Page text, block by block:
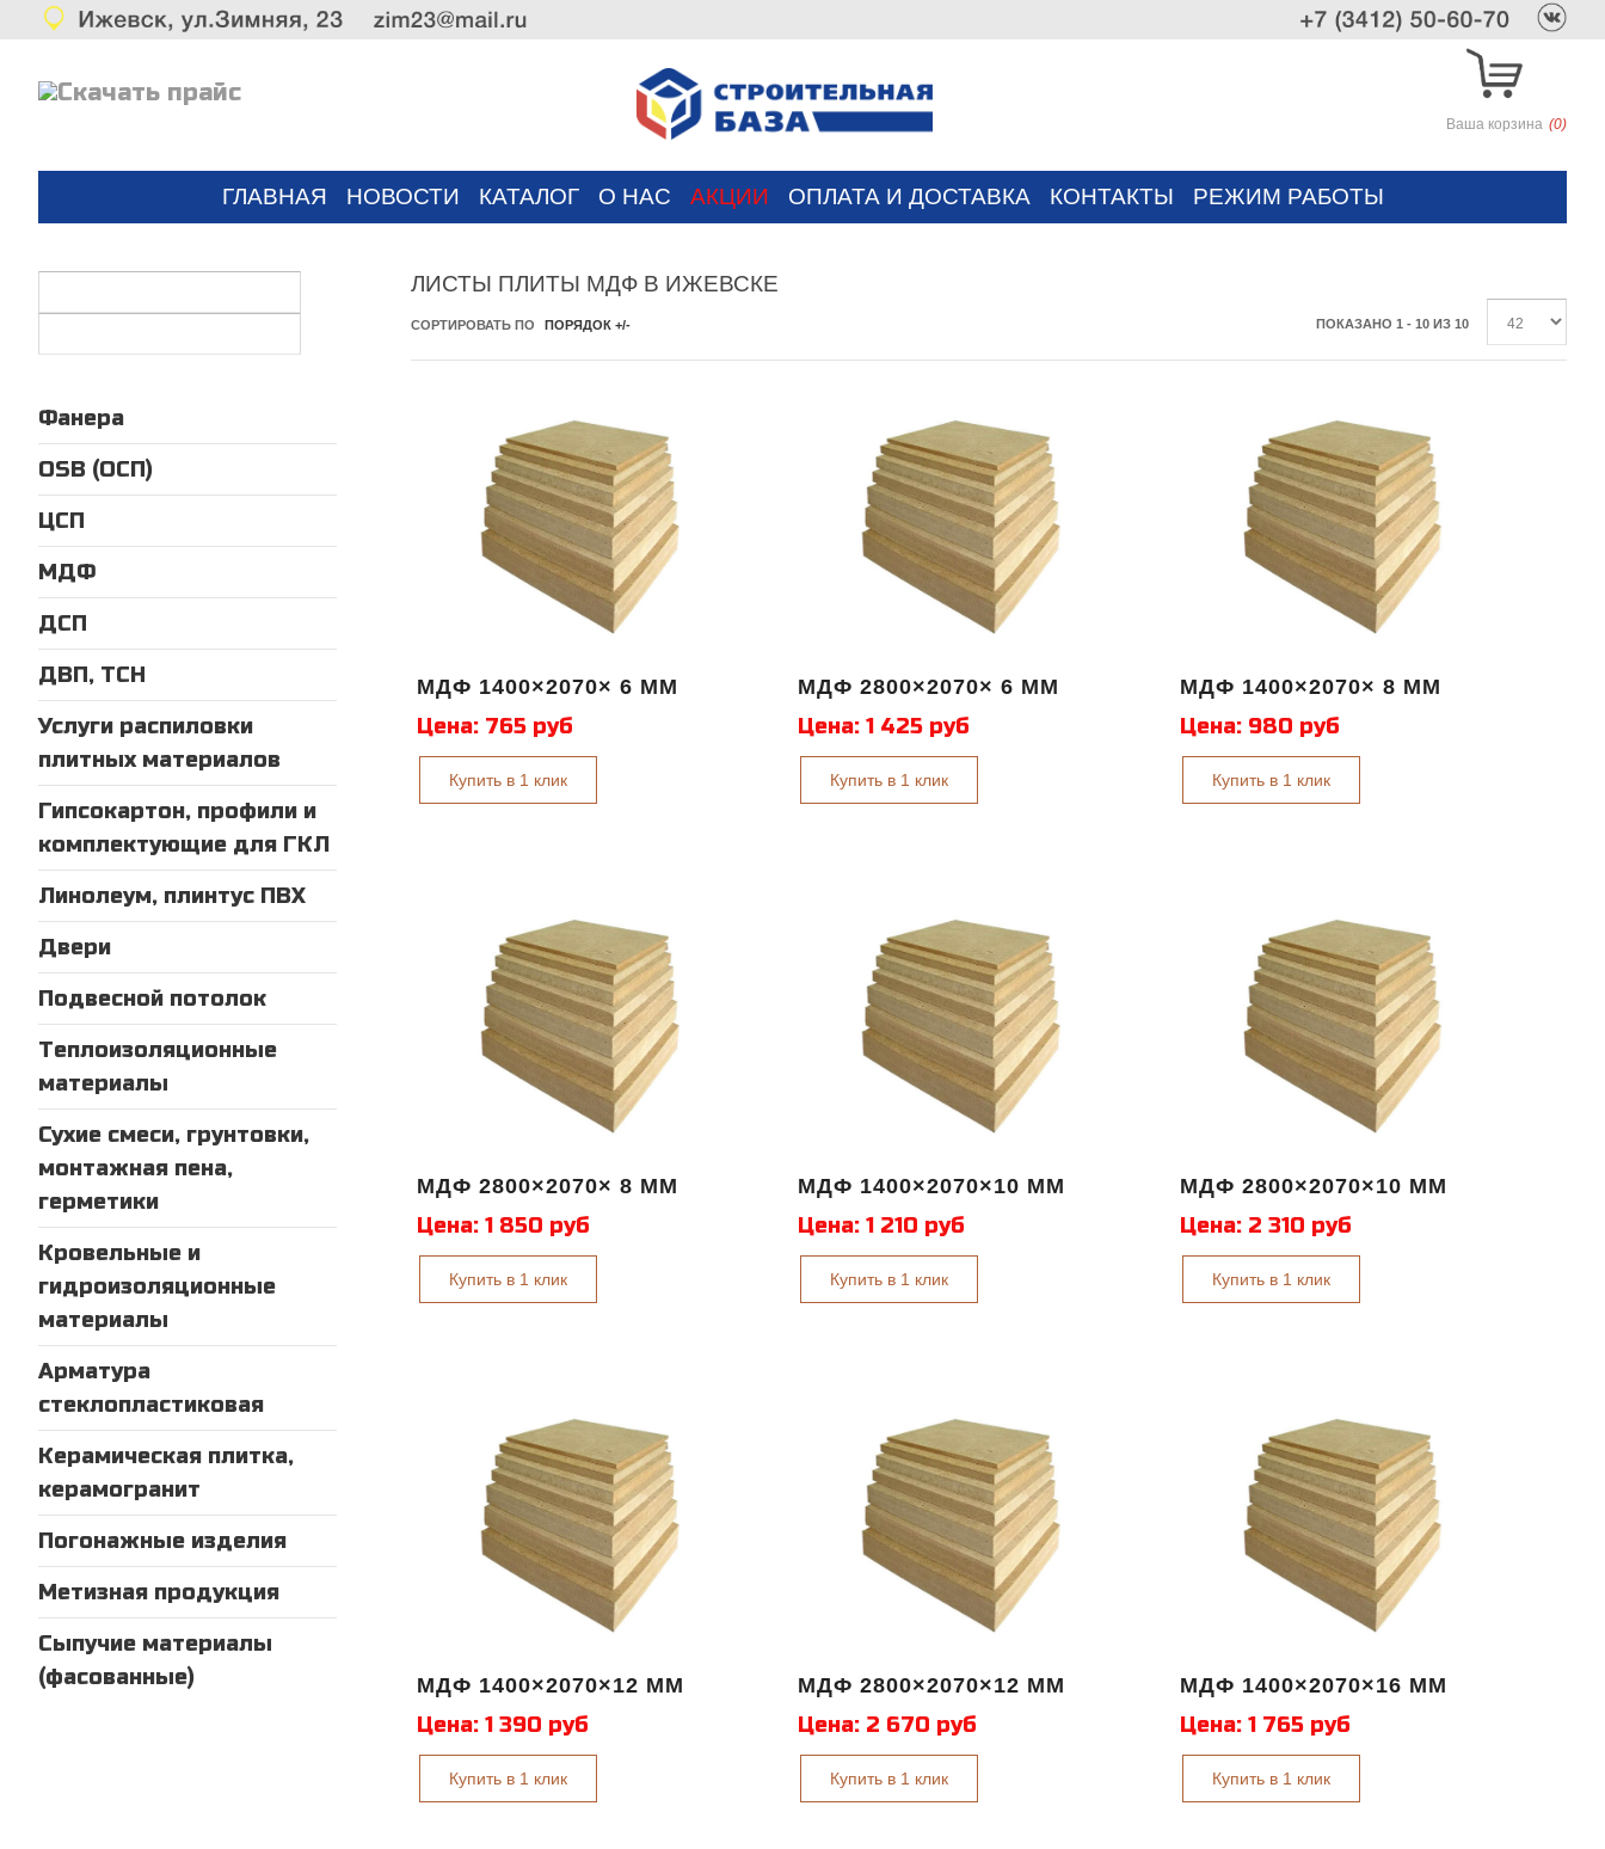
Скачать прайс
Ваша корзина (0)
ГЛАВНАЯ НОВОСТИ КАТАЛОГ О НАС АКЦИИ ОПЛАТА И ДОСТАВКА КОНТАКТЫ РЕЖИМ РАБОТЫ
ЛИСТЫ ПЛИТЫ МДФ В ИЖЕВСКЕ
СОРТИРОВАТЬ ПО ПОРЯДОК +/- ПОКАЗАНО 1 - 10 ИЗ 10
МДФ 1400×2070× 6 ММ
Цена: 765 руб
Купить в 1 клик
МДФ 2800×2070× 6 ММ
Цена:1 425 руб
Купить в 1 клик
МДФ 1400×2070× 8 ММ
Цена: 980 руб
Купить в 1 клик
МДФ 2800×2070× 8 ММ
Цена:1 850 руб
Купить в 1 клик
МДФ 1400×2070×10 ММ
Цена:1 210 руб
Купить в 1 клик
МДФ 2800×2070×10 ММ
Цена: 2 310 руб
Купить в 1 клик
МДФ 1400×2070×12 ММ
Цена:1 390 руб
Купить в 1 клик
МДФ 2800×2070×12 ММ
Цена: 2 670 руб
Купить в 1 клик
МДФ 1400×2070×16 ММ
Цена: 1 765 руб
Купить в 1 клик
Фанера
OSB (ОСП)
ЦСП
МДФ
ДСП
ДВП, ТСН
Услуги распиловки
плитных материалов
Гипсокартон, профили и
комплектующие для ГКЛ
Линолеум, плинтус ПВХ
Двери
Подвесной потолок
Теплоизоляционные
материалы
Сухие смеси, грунтовки,
монтажная пена,
герметики
Кровельные и
гидроизоляционные
материалы
Арматура
стеклопластиковая
Керамическая плитка,
керамогранит
Погонажные изделия
Метизная продукция
Сыпучие материалы
(фасованные)